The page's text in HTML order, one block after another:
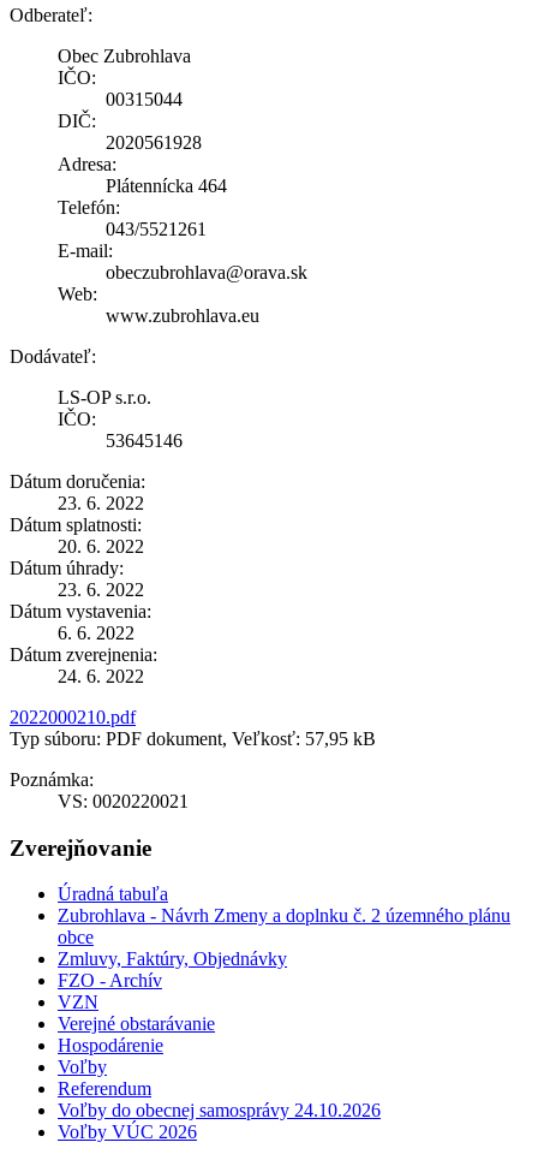
Odberateľ:
Obec Zubrohlava
IČO:
00315044
DIČ:
2020561928
Adresa:
Plátennícka 464
Telefón:
043/5521261
E-mail:
obeczubrohlava@orava.sk
Web:
www.zubrohlava.eu
Dodávateľ:
LS-OP s.r.o.
IČO:
53645146
Dátum doručenia:
23. 6. 2022
Dátum splatnosti:
20. 6. 2022
Dátum úhrady:
23. 6. 2022
Dátum vystavenia:
6. 6. 2022
Dátum zverejnenia:
24. 6. 2022
2022000210.pdf
Typ súboru: PDF dokument, Veľkosť: 57,95 kB
Poznámka:
VS: 0020220021
Zverejňovanie
Úradná tabuľa
Zubrohlava - Návrh Zmeny a doplnku č. 2 územného plánu
obce
Zmluvy, Faktúry, Objednávky
FZO - Archív
VZN
Verejné obstarávanie
Hospodárenie
Voľby
Referendum
Voľby do obecnej samosprávy 24.10.2026
Voľby VÚC 2026